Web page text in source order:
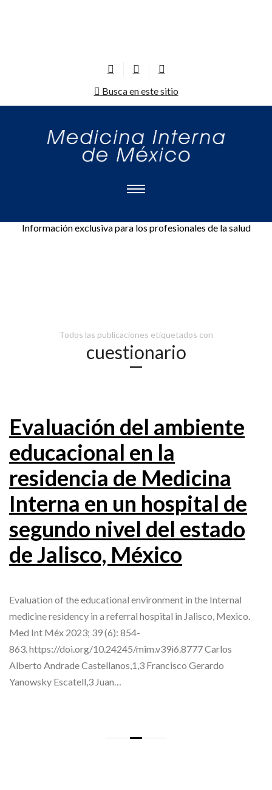
Busca en este sitio
Información exclusiva para los profesionales de la salud
Todos las publicaciones etiquetados con
cuestionario
Evaluación del ambiente
educacional en la
residencia de Medicina
Interna en un hospital de
segundo nivel del estado
de Jalisco, México
Evaluation of the educational environment in the Internal
medicine residency in a referral hospital in Jalisco, Mexico.
Med Int Méx 2023; 39 (6): 854-
863. https://doi.org/10.24245/mim.v39i6.8777 Carlos
Alberto Andrade Castellanos,1,3 Francisco Gerardo
Yanowsky Escatell,3 Juan…